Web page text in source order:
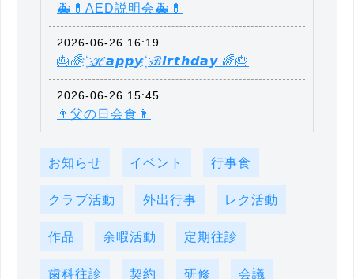
🚑💊AED説明会🚑💊
2026-06-26 16:19
🎂🌈 ҉ ℋ𝙖𝙥𝙥𝙮 ҉ ℬ𝙞𝙧𝙩𝙝𝙙𝙖𝙮 🌈🎂
2026-06-26 15:45
👨父の日会食👨
お知らせ イベント 行事食
クラブ活動 外出行事 レク活動
作品 余暇活動 定期往診
歯科往診 契約 研修 会議